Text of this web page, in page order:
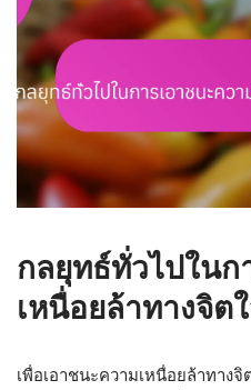
กลยุทธ์ทั่วไปในก
เหนื่อยล้าทางจิต
เพื่อเอาชนะความเหนื่อยล้าทาง